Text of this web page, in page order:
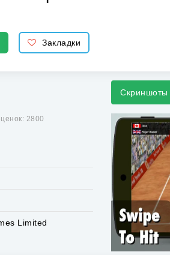
Закладки
2800
Limited
Скриншоты